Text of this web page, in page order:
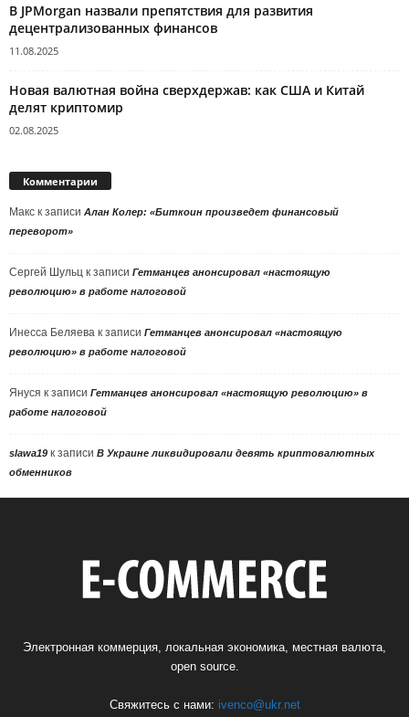
В JPMorgan назвали препятствия для развития
децентрализованных финансов
11.08.2025
Новая валютная война сверхдержав: как США и Китай
делят криптомир
02.08.2025
Комментарии
Макс к записи Алан Колер: «Биткоин произведет финансовый
переворот»
Сергей Шульц к записи Гетманцев анонсировал «настоящую
революцию» в работе налоговой
Инесса Беляева к записи Гетманцев анонсировал «настоящую
революцию» в работе налоговой
Януся к записи Гетманцев анонсировал «настоящую революцию» в
работе налоговой
slawa19 к записи В Украине ликвидировали девять криптовалютных
обменников
Электронная коммерция, локальная экономика, местная валюта,
open source.
Свяжитесь с нами: ivenco@ukr.net